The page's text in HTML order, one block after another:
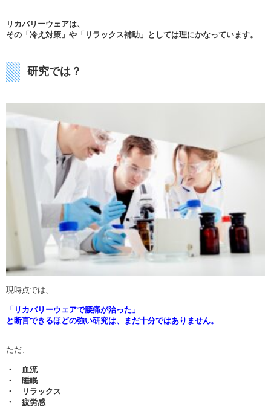
リカバリーウェアは、
その「冷え対策」や「リラックス補助」としては理にかなっています。
研究では？
現時点では、
「リカバリーウェアで腰痛が治った」
と断言できるほどの強い研究は、まだ十分ではありません。
ただ、
・ 血流
・ 睡眠
・ リラックス
・ 疲労感